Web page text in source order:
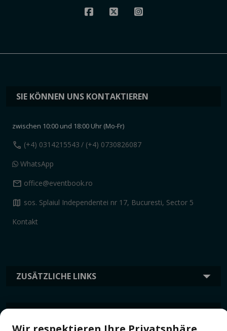
ZUSÄTZLICHE LINKS
SIE KÖNNEN UNS KONTAKTIEREN
zwischen 10:00 und 18:00 Uhr (Mo-Fr)
call (+4) 0314215543 / (+4) 0730826087
WhatsApp
mail office@eventbook.ro
map sos. Splaiul Independentei nr 17, Bucuresti, Sector 5
Kontakt